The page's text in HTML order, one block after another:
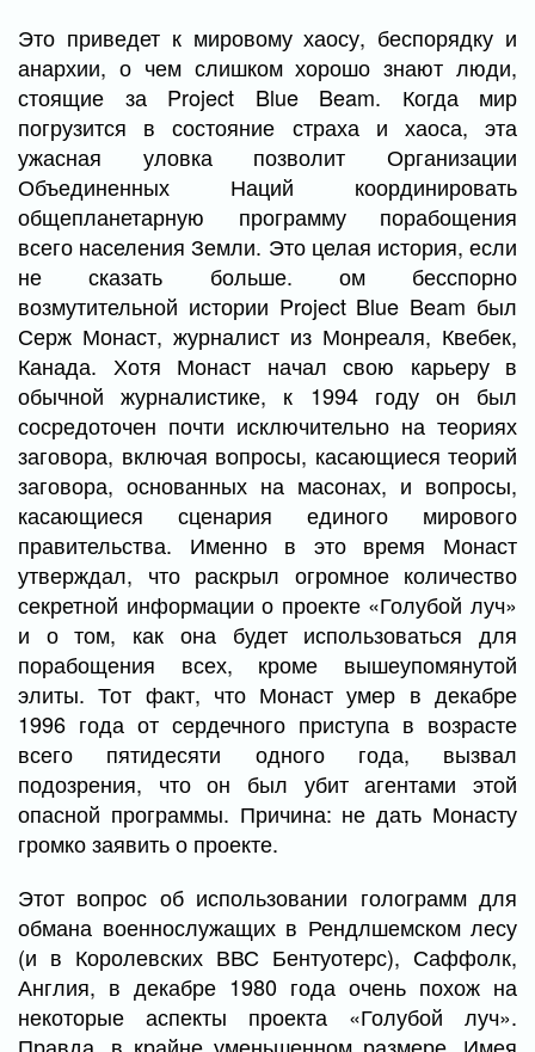
Это приведет к мировому хаосу, беспорядку и
анархии, о чем слишком хорошо знают люди,
стоящие за Project Blue Beam. Когда мир
погрузится в состояние страха и хаоса, эта
ужасная уловка позволит Организации
Объединенных Наций координировать
общепланетарную программу порабощения
всего населения Земли. Это целая история, если
не сказать больше. ом бесспорно
возмутительной истории Project Blue Beam был
Серж Монаст, журналист из Монреаля, Квебек,
Канада. Хотя Монаст начал свою карьеру в
обычной журналистике, к 1994 году он был
сосредоточен почти исключительно на теориях
заговора, включая вопросы, касающиеся теорий
заговора, основанных на масонах, и вопросы,
касающиеся сценария единого мирового
правительства. Именно в это время Монаст
утверждал, что раскрыл огромное количество
секретной информации о проекте «Голубой луч»
и о том, как она будет использоваться для
порабощения всех, кроме вышеупомянутой
элиты. Тот факт, что Монаст умер в декабре
1996 года от сердечного приступа в возрасте
всего пятидесяти одного года, вызвал
подозрения, что он был убит агентами этой
опасной программы. Причина: не дать Монасту
громко заявить о проекте.
Этот вопрос об использовании голограмм для
обмана военнослужащих в Рендлшемском лесу
(и в Королевских ВВС Бентуотерс), Саффолк,
Англия, в декабре 1980 года очень похож на
некоторые аспекты проекта «Голубой луч».